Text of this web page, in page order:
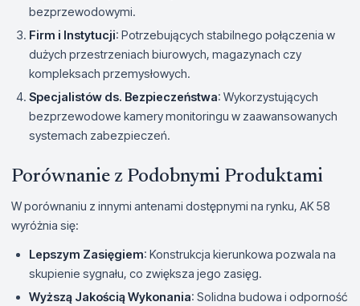
bezprzewodowymi.
Firm i Instytucji: Potrzebujących stabilnego połączenia w
dużych przestrzeniach biurowych, magazynach czy
kompleksach przemysłowych.
Specjalistów ds. Bezpieczeństwa: Wykorzystujących
bezprzewodowe kamery monitoringu w zaawansowanych
systemach zabezpieczeń.
Porównanie z Podobnymi Produktami
W porównaniu z innymi antenami dostępnymi na rynku, AK 58
wyróżnia się:
Lepszym Zasięgiem: Konstrukcja kierunkowa pozwala na
skupienie sygnału, co zwiększa jego zasięg.
Wyższą Jakością Wykonania: Solidna budowa i odporność